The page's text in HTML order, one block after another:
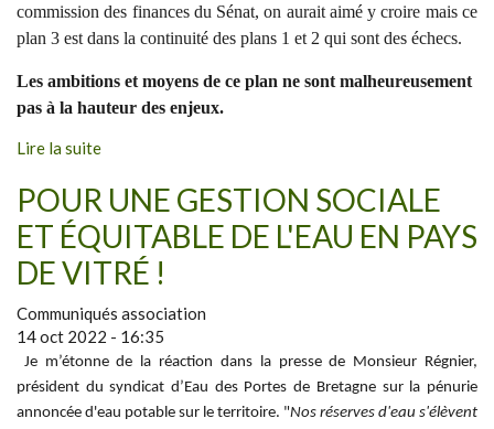
commission des finances du Sénat, on aurait aimé y croire mais ce
plan 3 est dans la continuité des plans 1 et 2 qui sont des échecs.
Les ambitions et moyens de ce plan ne sont malheureusement
pas à la hauteur des enjeux.
Lire la suite
POUR UNE GESTION SOCIALE
ET ÉQUITABLE DE L'EAU EN PAYS
DE VITRÉ !
Communiqués association
14 oct 2022 - 16:35
Je m’étonne de la réaction dans la presse de Monsieur Régnier,
président du syndicat d’Eau des Portes de Bretagne sur la pénurie
annoncée d'eau potable sur le territoire. "Nos réserves d'eau s'élèvent